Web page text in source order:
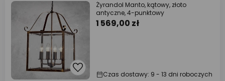
Żyrandol Manto, kątowy, złoto
antyczne, 4-punktowy
1 569,00 zł
Czas dostawy: 9 - 13 dni roboczych